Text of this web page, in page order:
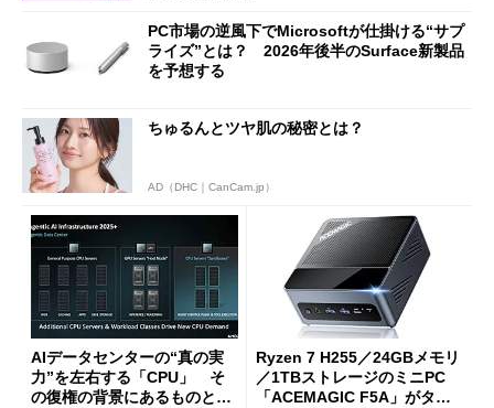
PC市場の逆風下でMicrosoftが仕掛ける“サプ
ライズ”とは？ 2026年後半のSurface新製品
を予想する
ちゅるんとツヤ肌の秘密とは？
AD（DHC｜CanCam.jp）
AIデータセンターの“真の実
力”を左右する「CPU」 そ
の復権の背景にあるものと
Ryzen 7 H255／24GBメモリ
／1TBストレージのミニPC
「ACEMAGIC F5A」がタイ